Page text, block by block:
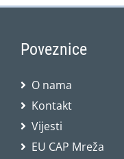
Poveznice
O nama
Kontakt
Vijesti
EU CAP Mreža